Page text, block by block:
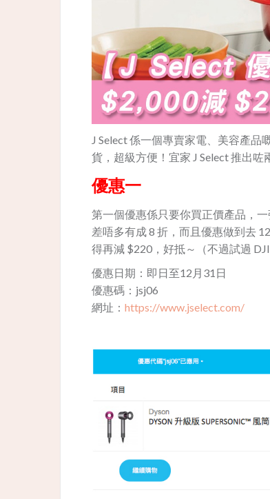
J Select 係一個專賣家電、美容產
貨，超級方便！宜家 J Select 推出咗
優惠一
第一個優惠係只要你買正價產品，
差唔多有成 8 折，而且優惠做到去
得再減 $220，好抵～（不過試過
優惠日期：即日至12月31日
優惠碼：jsj06
網址： https://www.jselect.com/